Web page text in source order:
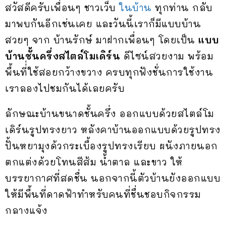
สวัสดีครับเพื่อนๆ ชาวเว็บในบ้าน ทุกท่าน กลับ
มาพบกันอีกเช่นเคย และวันนี้เราก็มีแบบบ้าน
สวยๆ จาก บ้านรักษ์ มาฝากเพื่อนๆ โดยเป็น แบบ
บ้านชั้นครึ่งสไตล์โมเดิร์น ดีไซน์สวยงาม พร้อม
พื้นที่่ใช้สอยกว้างขวาง ครบทุกฟังชั่นการใช้งาน
เราลองไปชมกันได้เลยครับ
ลักษณะบ้านขนาดชั้นครึ่ง ออกแบบด้วยสไตล์โม
เดิร์นรูปทรงยาว หลังคาบ้านออกแบบด้วยรูปทรง
ปั้นหยามุงด้วกระเบื้องรูปทรงเรียบ ผนังภายนอก
ตกแต่งด้วยโทนสีส้ม น้ำตาล และขาว ให้
บรรยากาศที่สดชื่น นอกจากนี้ตัวบ้านยังออกแบบ
ให้มีพื้นที่ดาดฟ้าทำหรับคนที่ชื่นชอบกิจกรรม
กลางแจ้ง